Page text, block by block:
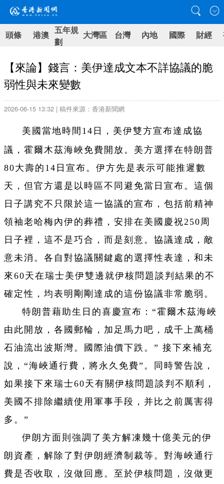
頭條 港澳 五年規
劃
大灣區 台灣 內地 國際 財經
【來論】錢言：美伊達成文本不詳協議的脆
弱性與未來變數
2026-06-15 13:32 | 稿件來源：香港新聞網
美國當地時間14日，美伊雙方宣布達成協
議， 霍爾木茲海峽免費開放 。美方選擇在特朗普
80大壽的14日宣布。伊方先是表示可能推遲數
天，但官方還是以時區不同避免當日宣布。這個
日子講究不只限於這一協議的宣布，包括前精神
領袖老哈梅內伊的葬禮，安排在美國慶祝250周
日子裡，這不是巧合，而是刻意。協議達成，敵
意未消。各自對協議關鍵處的選擇性表達，和未
來60天在瑞士美伊雙邊就伊核問題談判結果的不
確定性，均表明剛剛達成的這份協議非常脆弱。
特朗普藉助生日的喜慶宣布：“霍爾木茲海峽
由此開放，各國郵輪，加足馬力吧，成千上萬桶
石油流出波斯灣。國際油價下跌。” 接下來補充
說，“海峽通行費，將永久免費”。同時警告說，
如果接下來瑞士60天有關伊核問題談判不順利，
美國不排除繼續使用軍事手段，并比之前厲害得
多。”
伊朗方面則強調了美方解凍幾十億美元的伊
朗資產，解除了對伊朗經濟制裁等。對海峽通行
費是否收取，沒做回應。至於伊核問題，沒做更